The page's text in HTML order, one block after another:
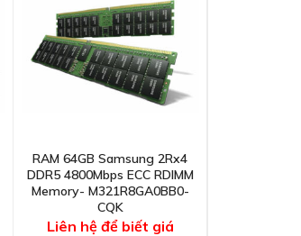
RAM 64GB Samsung 2Rx4
DDR5 4800Mbps ECC RDIMM
Memory- M321R8GA0BB0-
CQK
Liên hệ để biết giá